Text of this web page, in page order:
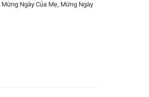
Mừng Ngày Của Mẹ, Mừng Ngày